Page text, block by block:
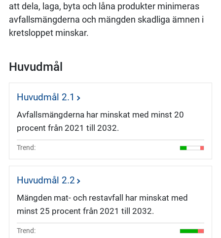
att dela, laga, byta och låna produkter minimeras
avfallsmängderna och mängden skadliga ämnen i
kretsloppet minskar.
Huvudmål
Huvudmål 2.1
Avfallsmängderna har minskat med minst 20
procent från 2021 till 2032.
Trend:
Huvudmål 2.2
Mängden mat- och restavfall har minskat med
minst 25 procent från 2021 till 2032.
Trend: